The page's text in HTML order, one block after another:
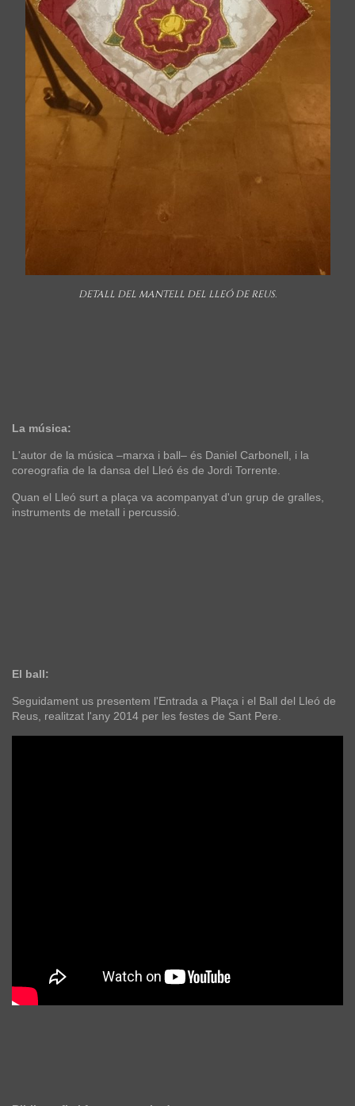
DETALL DEL MANTELL DEL LLEÓ DE REUS.
La música:
L'autor de la música –marxa i ball– és Daniel Carbonell, i la
coreografia de la dansa del Lleó és de Jordi Torrente.
Quan el Lleó surt a plaça va acompanyat d'un grup de gralles,
instruments de metall i percussió.
El ball:
Seguidament us presentem l'Entrada a Plaça i el Ball del Lleó de
Reus, realitzat l'any 2014 per les festes de Sant Pere.